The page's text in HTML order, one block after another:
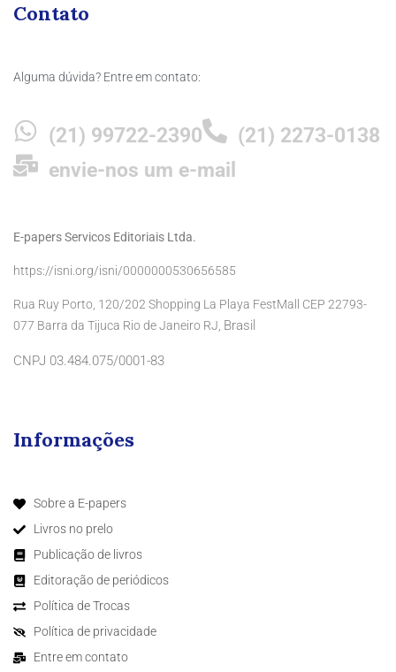
Contato
Alguma dúvida? Entre em contato:
(21) 99722-2390
(21) 2273-0138
envie-nos um e-mail
E-papers Servicos Editoriais Ltda.
https://isni.org/isni/0000000530656585
Rua Ruy Porto, 120/202 Shopping La Playa FestMall CEP 22793-
077 Barra da Tijuca Rio de Janeiro RJ, Brasil
CNPJ 03.484.075/0001-83
Informações
Sobre a E-papers
Livros no prelo
Publicação de livros
Editoração de periódicos
Política de Trocas
Política de privacidade
Entre em contato